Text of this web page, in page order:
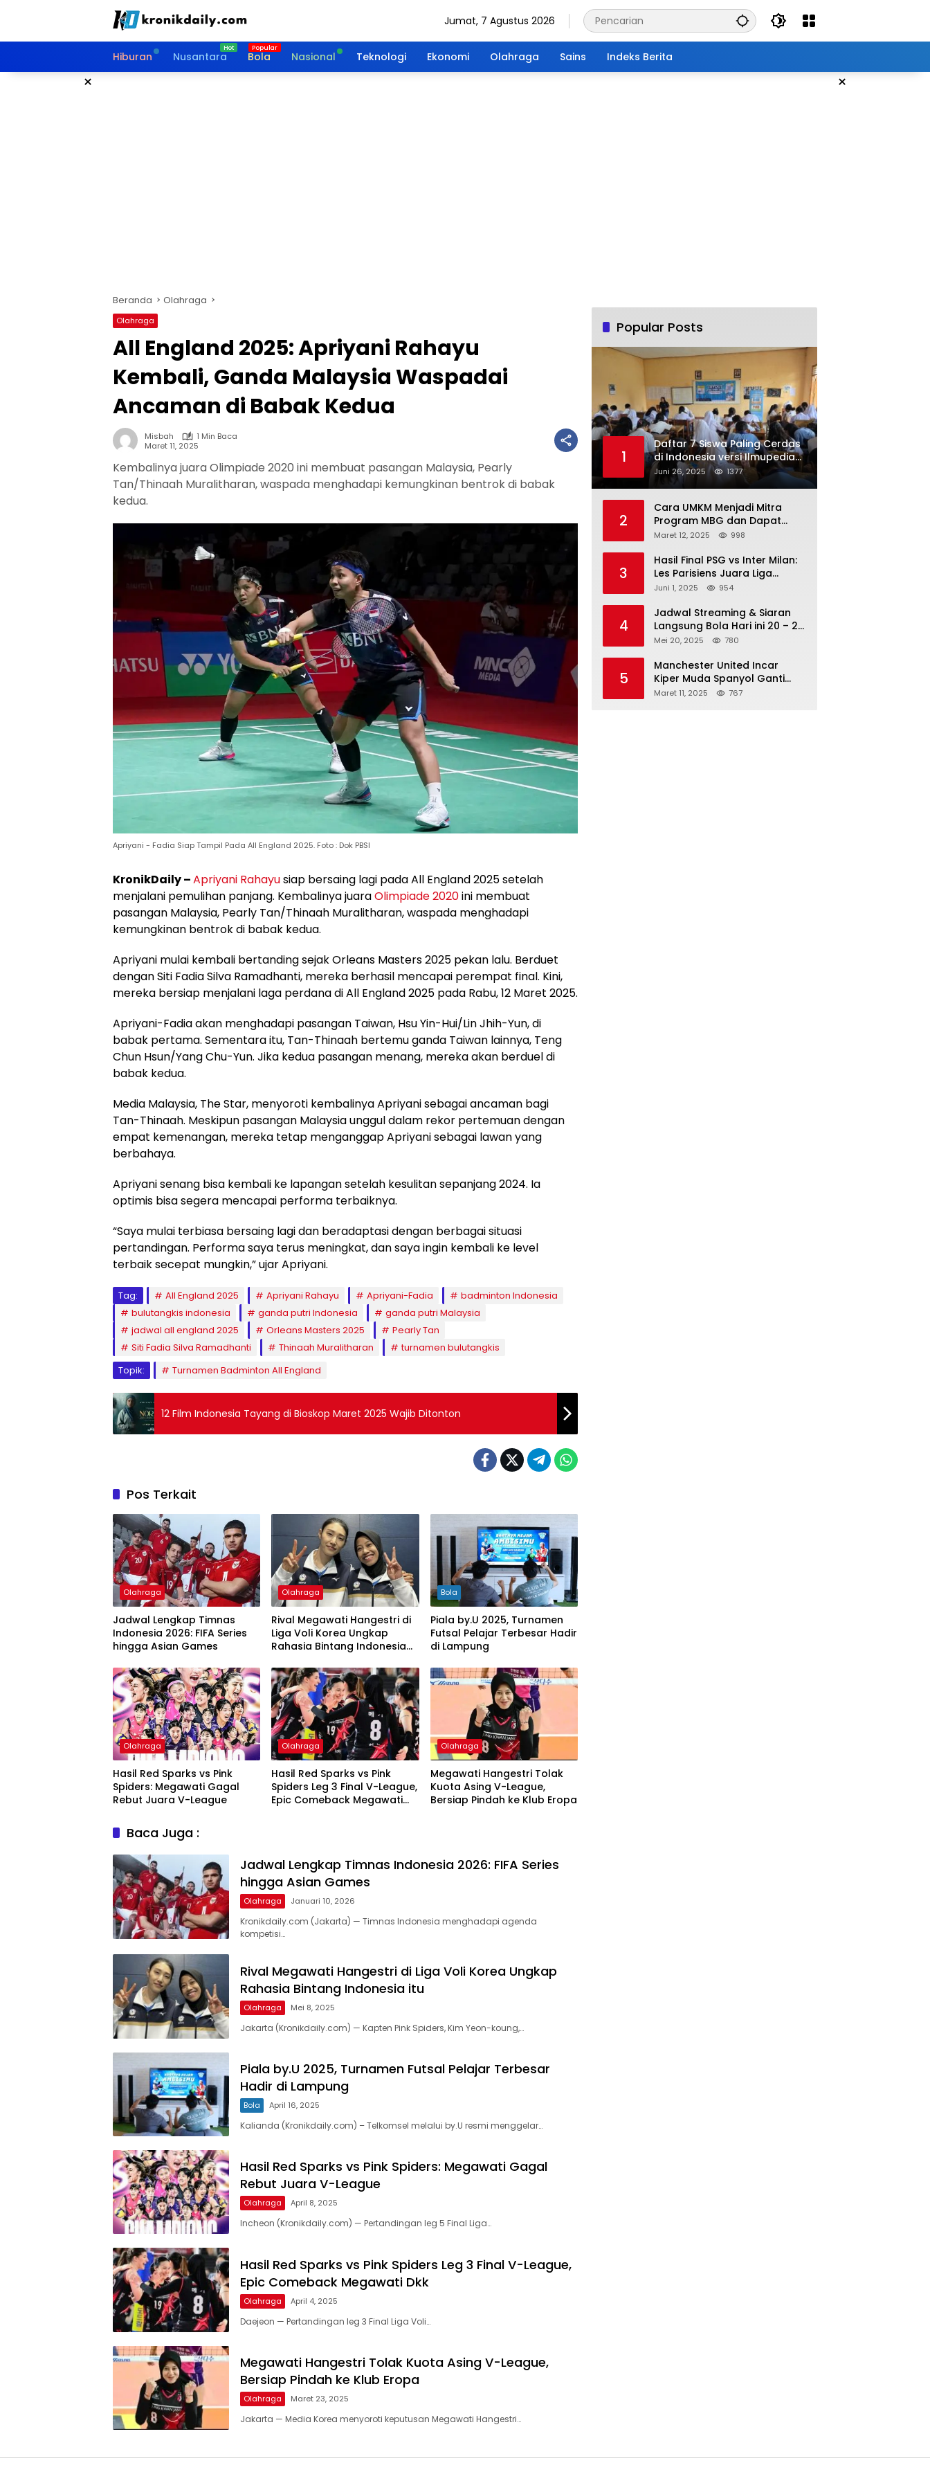
Jumat, 7 Agustus 2026
Hiburan Nusantara Bola Nasional Teknologi Ekonomi Olahraga Sains Indeks Berita
× ×
Beranda Olahraga
Olahraga
All England 2025: Apriyani Rahayu
Kembali, Ganda Malaysia Waspadai
Ancaman di Babak Kedua
Misbah
1 Min Baca
Maret 11, 2025
Kembalinya juara Olimpiade 2020 ini membuat pasangan Malaysia, Pearly
Tan/Thinaah Muralitharan, waspada menghadapi kemungkinan bentrok di babak
kedua.
Apriyani - Fadia Siap Tampil Pada All England 2025. Foto : Dok PBSI
KronikDaily –Apriyani Rahayusiap bersaing lagi pada All England 2025 setelah
menjalani pemulihan panjang. Kembalinya juaraOlimpiade 2020ini membuat
pasangan Malaysia, Pearly Tan/Thinaah Muralitharan, waspada menghadapi
kemungkinan bentrok di babak kedua.
Apriyani mulai kembali bertanding sejak Orleans Masters 2025 pekan lalu. Berduet
dengan Siti Fadia Silva Ramadhanti, mereka berhasil mencapai perempat final. Kini,
mereka bersiap menjalani laga perdana di All England 2025 pada Rabu, 12 Maret 2025.
Apriyani-Fadia akan menghadapi pasangan Taiwan, Hsu Yin-Hui/Lin Jhih-Yun, di
babak pertama. Sementara itu, Tan-Thinaah bertemu ganda Taiwan lainnya, Teng
Chun Hsun/Yang Chu-Yun. Jika kedua pasangan menang, mereka akan berduel di
babak kedua.
Media Malaysia, The Star, menyoroti kembalinya Apriyani sebagai ancaman bagi
Tan-Thinaah. Meskipun pasangan Malaysia unggul dalam rekor pertemuan dengan
empat kemenangan, mereka tetap menganggap Apriyani sebagai lawan yang
berbahaya.
Apriyani senang bisa kembali ke lapangan setelah kesulitan sepanjang 2024. Ia
optimis bisa segera mencapai performa terbaiknya.
“Saya mulai terbiasa bersaing lagi dan beradaptasi dengan berbagai situasi
pertandingan. Performa saya terus meningkat, dan saya ingin kembali ke level
terbaik secepat mungkin,” ujar Apriyani.
Tag: All England 2025 Apriyani Rahayu Apriyani-Fadia
badminton Indonesia
bulutangkis indonesia
ganda putri Indonesia
ganda putri Malaysia
jadwal all england 2025
Orleans Masters 2025
Pearly Tan
Siti Fadia Silva Ramadhanti
Thinaah Muralitharan
turnamen bulutangkis
Topik:
Turnamen Badminton All England
12 Film Indonesia Tayang di Bioskop Maret 2025 Wajib Ditonton
Pos Terkait
Olahraga
Jadwal Lengkap Timnas
Indonesia 2026: FIFA Series
hingga Asian Games
Olahraga
Rival Megawati Hangestri di
Liga Voli Korea Ungkap
Rahasia Bintang Indonesia
Bola
Piala by.U 2025, Turnamen
Futsal Pelajar Terbesar Hadir
di Lampung
Olahraga
Hasil Red Sparks vs Pink
Spiders: Megawati Gagal
Rebut Juara V-League
Olahraga
Hasil Red Sparks vs Pink
Spiders Leg 3 Final V-League,
Epic Comeback Megawati
Olahraga
Megawati Hangestri Tolak
Kuota Asing V-League,
Bersiap Pindah ke Klub Eropa
Baca Juga :
Jadwal Lengkap Timnas Indonesia 2026: FIFA Series
hingga Asian Games
Olahraga Januari 10, 2026
Kronikdaily.com (Jakarta) — Timnas Indonesia menghadapi agenda
kompetisi…
Rival Megawati Hangestri di Liga Voli Korea Ungkap
Rahasia Bintang Indonesia itu
Olahraga Mei 8, 2025
Jakarta (Kronikdaily.com) — Kapten Pink Spiders, Kim Yeon-koung,…
Piala by.U 2025, Turnamen Futsal Pelajar Terbesar
Hadir di Lampung
Bola April 16, 2025
Kalianda (Kronikdaily.com) – Telkomsel melalui by.U resmi menggelar…
Hasil Red Sparks vs Pink Spiders: Megawati Gagal
Rebut Juara V-League
Olahraga April 8, 2025
Incheon (Kronikdaily.com) — Pertandingan leg 5 Final Liga…
Hasil Red Sparks vs Pink Spiders Leg 3 Final V-League,
Epic Comeback Megawati Dkk
Olahraga April 4, 2025
Daejeon — Pertandingan leg 3 Final Liga Voli…
Megawati Hangestri Tolak Kuota Asing V-League,
Bersiap Pindah ke Klub Eropa
Olahraga Maret 23, 2025
Jakarta — Media Korea menyoroti keputusan Megawati Hangestri…
Popular Posts
1
Daftar 7 Siswa Paling Cerdas
di Indonesia versi Ilmupedia
Tryout UTBK 2025
Juni 26, 2025 1377
2
Cara UMKM Menjadi Mitra
Program MBG dan Dapat
Modal Hingga Rp500 Juta
Maret 12, 2025 998
3
Hasil Final PSG vs Inter Milan:
Les Parisiens Juara Liga
Champions 2025 usai Bantai il
Juni 1, 2025 954
4
Jadwal Streaming & Siaran
Langsung Bola Hari ini 20 – 21
Mei 2025: Manchester City vs
Mei 20, 2025 780
5
Manchester United Incar
Kiper Muda Spanyol Ganti
Andre Onana
Maret 11, 2025 767